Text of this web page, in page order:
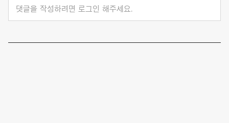
댓글을 작성하려면 로그인 해주세요.